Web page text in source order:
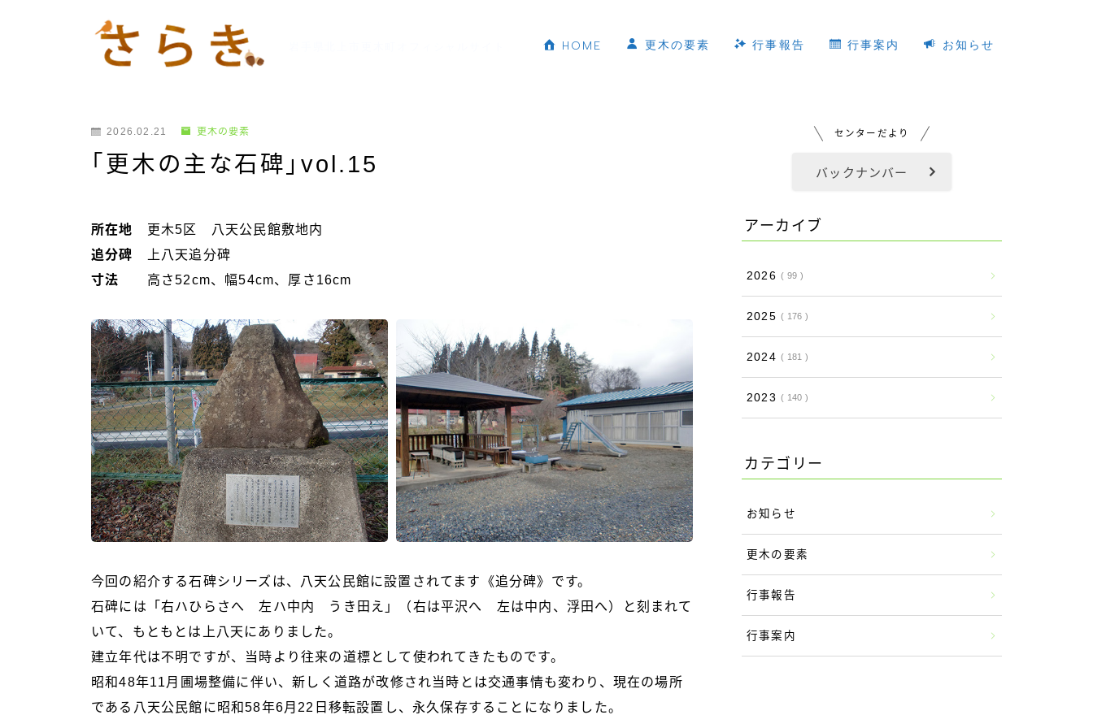
HOME 更木の要素 行事報告 行事案内 お知らせ
2026.02.21 更木の要素
「更木の主な石碑」vol.15
所在地 更木5区 八天公民館敷地内
追分碑 上八天追分碑
寸法 高さ52cm、幅54cm、厚さ16cm
今回の紹介する石碑シリーズは、八天公民館に設置されてます《追分碑》です。
石碑には「右ハひらさへ 左ハ中内 うき田え」（右は平沢へ 左は中内、浮田へ）と刻まれて
いて、もともとは上八天にありました。
建立年代は不明ですが、当時より往来の道標として使われてきたものです。
昭和48年11月圃場整備に伴い、新しく道路が改修され当時とは交通事情も変わり、現在の場所
である八天公民館に昭和58年6月22日移転設置し、永久保存することになりました。
センターだより
バックナンバー
アーカイブ
2026 99
2025 176
2024 181
2023 140
カテゴリー
お知らせ
更木の要素
行事報告
行事案内